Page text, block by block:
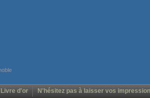
Livre d'or N'hésitez pas à laisser vos